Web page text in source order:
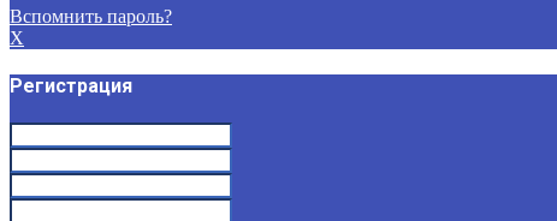
Вспомнить пароль?
X
Регистрация